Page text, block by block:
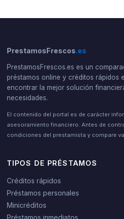
PrestamosFrescos.es
PrestamosFrescos.es es un
préstamos online y créditos rápidos
encontrar la mejor solución
necesidades.
El contenido del portal es de carácter
asesoramiento financiero. Antes de
condiciones del prestamista y compare
TIPOS DE PRÉSTAMOS
Créditos rápidos
Préstamos personales
Minicréditos
Préstamos inmediatos